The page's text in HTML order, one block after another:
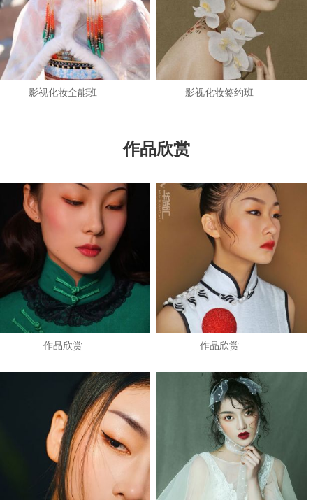
影视化妆全能班 影视化妆签约班
作品欣赏
作品欣赏 作品欣赏